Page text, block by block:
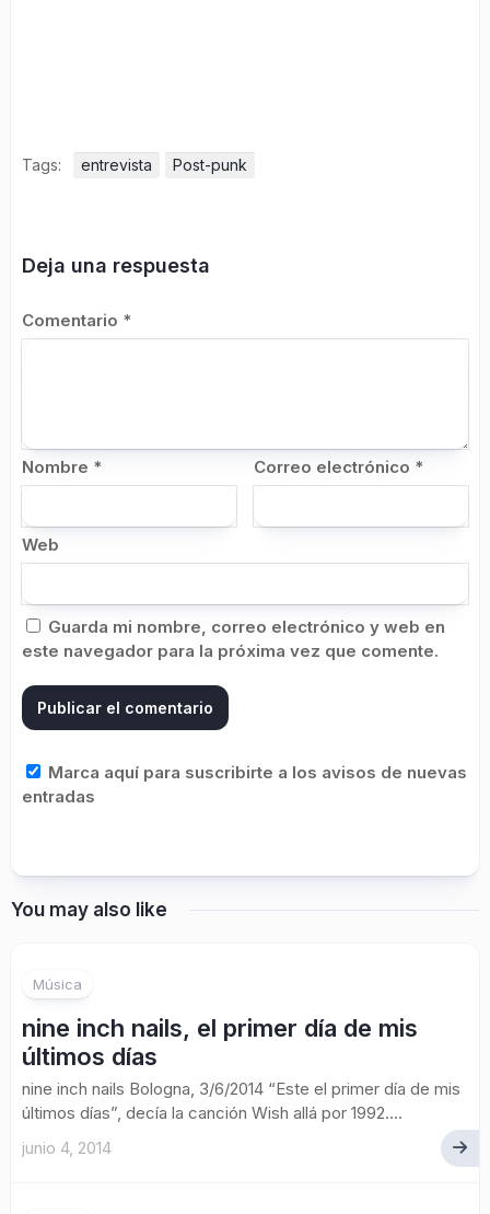
Tags: entrevista Post-punk
Deja una respuesta
Comentario *
Nombre * Correo electrónico *
Web
Guarda mi nombre, correo electrónico y web en
este navegador para la próxima vez que comente.
Marca aquí para suscribirte a los avisos de nuevas
entradas
You may also like
Música
nine inch nails, el primer día de mis
últimos días
nine inch nails Bologna, 3/6/2014 “Este el primer día de mis
últimos días”, decía la canción Wish allá por 1992....
junio 4, 2014